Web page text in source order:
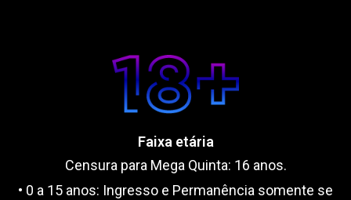
Faixa etária
Censura para Mega Quinta: 16 anos.
• 0 a 15 anos: Ingresso e Permanência somente se